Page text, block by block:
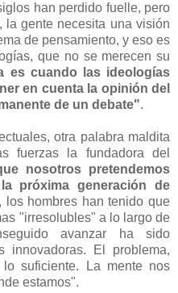
han perdido fuelle, pero
la gente necesita una visión
de pensamiento, y eso es
que no se merecen su
es cuando las ideologías
en cuenta la opinión del
de un debate".
otra palabra maldita
fuerzas la fundadora del
nosotros pretendemos
próxima generación de
los hombres han tenido que
"irresolubles" a lo largo de
avanzar ha sido
innovadoras. El problema,
suficiente. La mente nos
estamos".